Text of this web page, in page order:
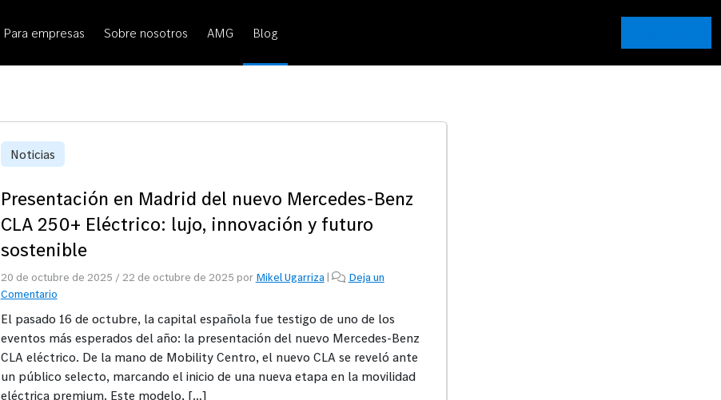
Para empresas Sobre nosotros AMG Blog
Noticias
Presentación en Madrid del nuevo Mercedes-Benz
CLA 250+ Eléctrico: lujo, innovación y futuro
sostenible
20 de octubre de 2025 / 22 de octubre de 2025 por Mikel Ugarriza|
Deja un
Comentario
El pasado 16 de octubre, la capital española fue testigo de uno de los
eventos más esperados del año: la presentación del nuevo Mercedes-Benz
CLA eléctrico. De la mano de Mobility Centro, el nuevo CLA se reveló ante
un público selecto, marcando el inicio de una nueva etapa en la movilidad
eléctrica premium. Este modelo, […]